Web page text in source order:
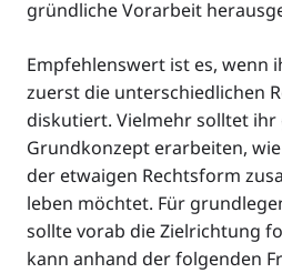
gründliche Vorarbeit
Empfehlenswert ist es, wenn
zuerst die unterschiedlichen
diskutiert. Vielmehr solltet ihr
Grundkonzept erarbeiten,
der etwaigen Rechtsform
leben möchtet. Für
sollte vorab die Zielrichtung
kann anhand der folgenden